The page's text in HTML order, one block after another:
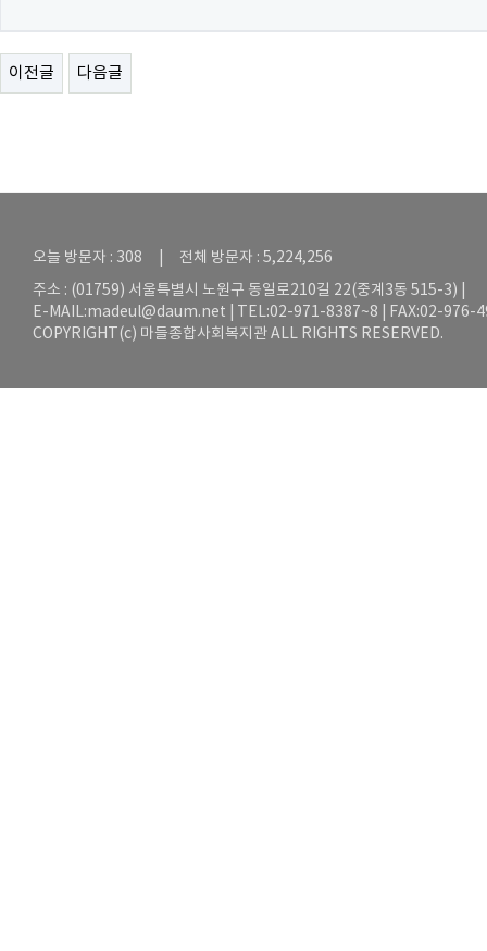
이전글 다음글
오늘 방문자 : 308 | 전체 방문자 : 5,224,256
주소 : (01759) 서울특별시 노원구 동일로210길 22(중계3동 515-3) |
E-MAIL:madeul@daum.net | TEL:02-971-8387~8 | FAX:02-976-
COPYRIGHT(c) 마들종합사회복지관 ALL RIGHTS RESERVED.